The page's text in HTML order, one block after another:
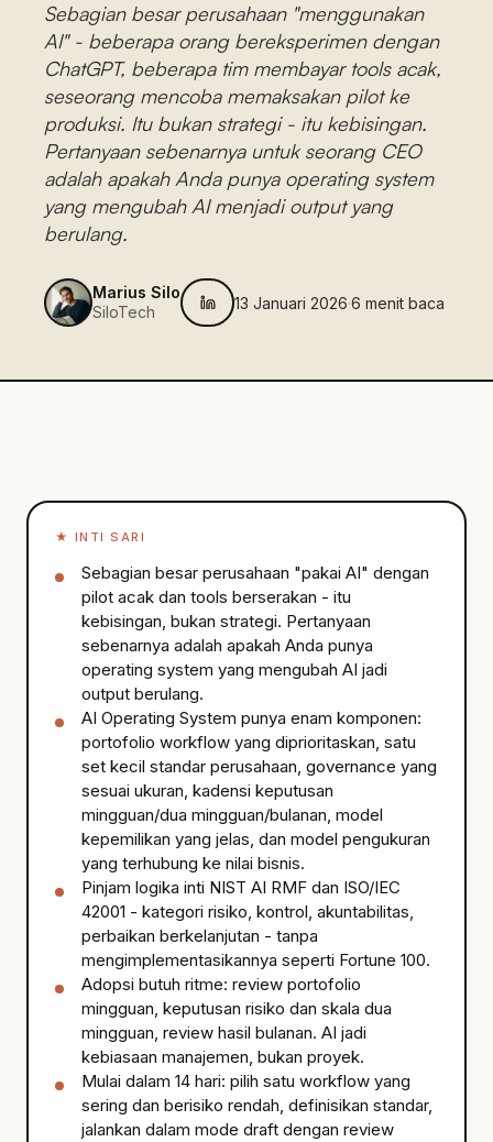
Sebagian besar perusahaan "menggunakan
AI" - beberapa orang bereksperimen dengan
ChatGPT, beberapa tim membayar tools acak,
seseorang mencoba memaksakan pilot ke
produksi. Itu bukan strategi - itu kebisingan.
Pertanyaan sebenarnya untuk seorang CEO
adalah apakah Anda punya operating system
yang mengubah AI menjadi output yang
berulang.
Marius Silo
SiloTech
13 Januari 2026·6 menit baca
★ INTI SARI
Sebagian besar perusahaan "pakai AI" dengan
pilot acak dan tools berserakan - itu
kebisingan, bukan strategi. Pertanyaan
sebenarnya adalah apakah Anda punya
operating system yang mengubah AI jadi
output berulang.
AI Operating System punya enam komponen:
portofolio workflow yang diprioritaskan, satu
set kecil standar perusahaan, governance yang
sesuai ukuran, kadensi keputusan
mingguan/dua mingguan/bulanan, model
kepemilikan yang jelas, dan model pengukuran
yang terhubung ke nilai bisnis.
Pinjam logika inti NIST AI RMF dan ISO/IEC
42001 - kategori risiko, kontrol, akuntabilitas,
perbaikan berkelanjutan - tanpa
mengimplementasikannya seperti Fortune 100.
Adopsi butuh ritme: review portofolio
mingguan, keputusan risiko dan skala dua
mingguan, review hasil bulanan. AI jadi
kebiasaan manajemen, bukan proyek.
Mulai dalam 14 hari: pilih satu workflow yang
sering dan berisiko rendah, definisikan standar,
jalankan dalam mode draft dengan review